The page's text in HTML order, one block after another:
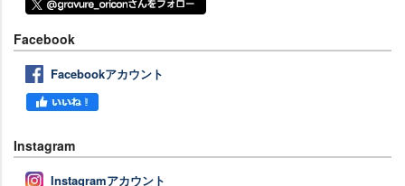
Facebook
Facebookアカウント
Instagram
Instagramアカウント